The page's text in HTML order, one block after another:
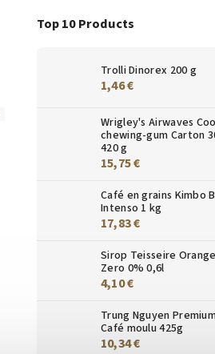
Top 10 Products
Trolli Dinorex 200 g
1,46 €
Wrigley's Airwaves
chewing-gum Carton
420 g
15,75 €
Café en grains Kimbo
Intenso 1 kg
17,83 €
Sirop Teisseire
Zero 0% 0,6l
4,10 €
Trung Nguyen
Café moulu 425g
10,34 €